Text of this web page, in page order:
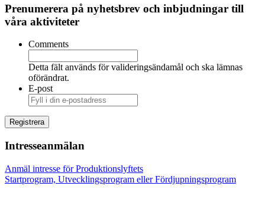
Prenumerera på nyhetsbrev och inbjudningar till
våra aktiviteter
Comments
Detta fält används för valideringsändamål och ska lämnas
oförändrat.
E-post
Intresseanmälan
Anmäl intresse för Produktionslyftets
Startprogram, Utvecklingsprogram eller Fördjupningsprogram